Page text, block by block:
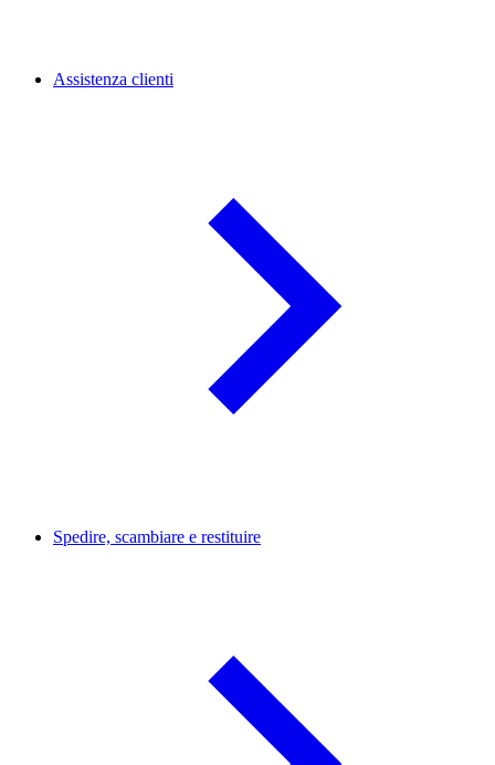
Assistenza clienti
Spedire, scambiare e restituire